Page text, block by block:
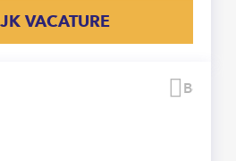
VACATURE